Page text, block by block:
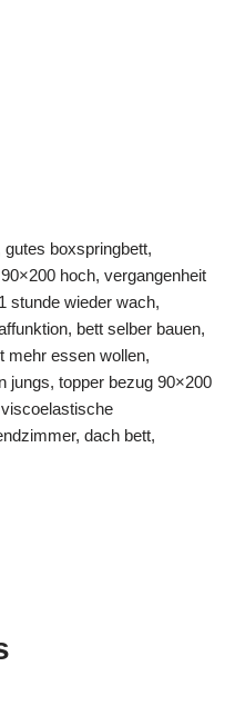
boxspringbett,
hoch, vergangenheit
stunde wieder wach,
bett selber bauen,
mehr essen wollen,
jungs, topper bezug 90×200
dach bett,